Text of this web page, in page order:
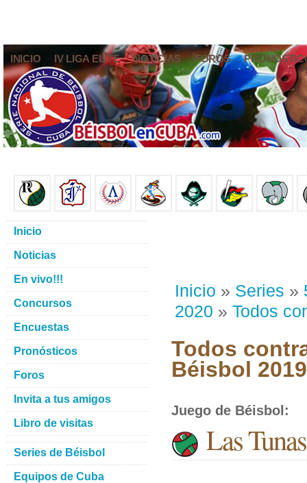
INICIO IV LIGA ELITE NOTICIAS FOROS
Inicio » Series »
2020 » Todos
Todos
Béisbol
Juego de Béisbol :
Las
Inicio
Noticias
En vivo!!!
Concursos
Encuestas
Pronósticos
Foros
Invita a tus amigos
Libro de visitas
Series de Béisbol
Equipos de Cuba